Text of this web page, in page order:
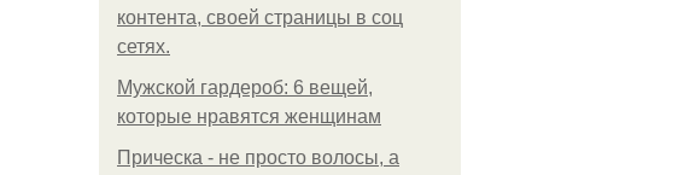
контента, своей страницы в соц
сетях.
Мужской гардероб: 6 вещей,
которые нравятся женщинам
Прическа - не просто волосы, а